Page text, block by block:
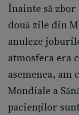
Înainte să
două zile din
anuleze
atmosfera era
asemenea,
Mondiale a
pacienților